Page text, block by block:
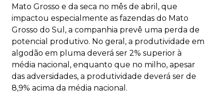
Mato Grosso e da seca no mês de abril, que
impactou especialmente as fazendas do Mato
Grosso do Sul, a companhia prevê uma perda de
potencial produtivo. No geral, a produtividade em
algodão em pluma deverá ser 2% superior à
média nacional, enquanto que no milho, apesar
das adversidades, a produtividade deverá ser de
8,9% acima da média nacional.